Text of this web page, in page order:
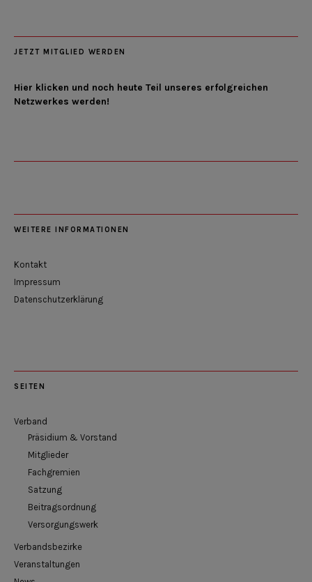
JETZT MITGLIED WERDEN
Hier klicken und noch heute Teil unseres erfolgreichen
Netzwerkes werden!
WEITERE INFORMATIONEN
Kontakt
Impressum
Datenschutzerklärung
SEITEN
Verband
Präsidium & Vorstand
Mitglieder
Fachgremien
Satzung
Beitragsordnung
Versorgungswerk
Verbandsbezirke
Veranstaltungen